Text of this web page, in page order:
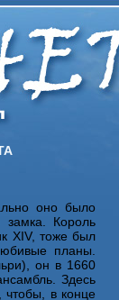
оно было
замка. Король
XIV, тоже был
планы.
он в 1660
Здесь
в конце